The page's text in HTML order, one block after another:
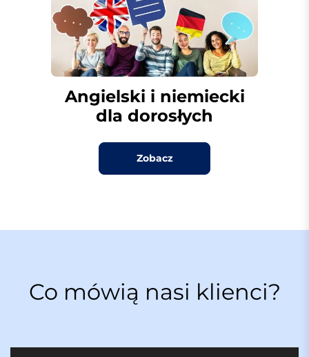
Angielski i niemiecki
dla dorosłych
Zobacz
Co mówią nasi klienci?